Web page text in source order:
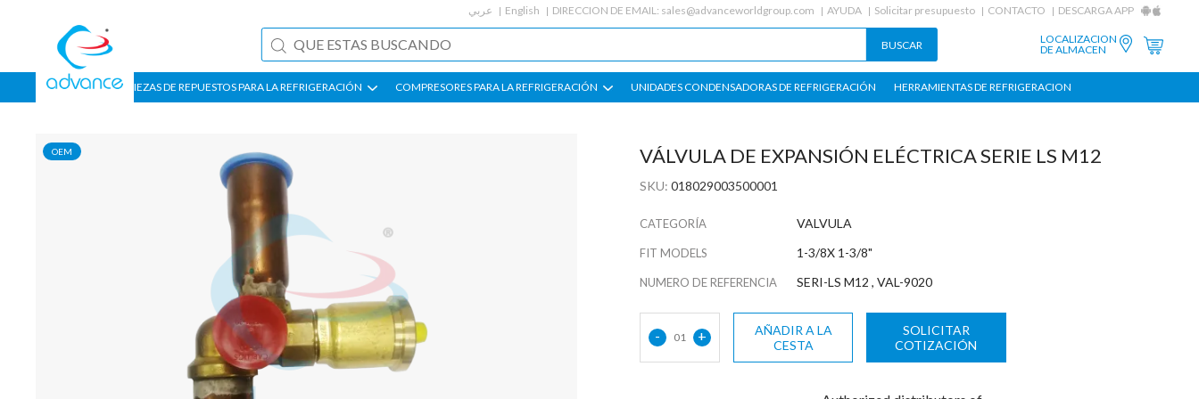
عربي English DIRECCION DE EMAIL: sales@advanceworldgroup.com AYUDA Solicitar presupuesto CONTACTO DESCARGA APP
LOCALIZACION
DE ALMACEN
PIEZAS DE REPUESTOS PARA LA REFRIGERACIÓN COMPRESORES PARA LA REFRIGERACIÓN UNIDADES CONDENSADORAS DE REFRIGERACIÓN HERRAMIENTAS DE REFRIGERACION
OEM VÁLVULA DE EXPANSIÓN ELÉCTRICA SERIE LS M12
SKU: 018029003500001
CATEGORÍA VALVULA
FIT MODELS 1-3/8X 1-3/8"
NUMERO DE REFERENCIA SERI-LS M12 , VAL-9020
- 01 +
AÑADIR A LA
CESTA
SOLICITAR
COTIZACIÓN